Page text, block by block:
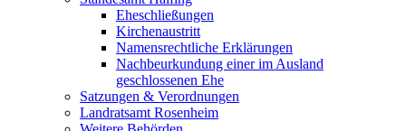
Eheschließungen
Kirchenaustritt
Namensrechtliche Erklärungen
Nachbeurkundung einer im Ausland
geschlossenen Ehe
Satzungen & Verordnungen
Landratsamt Rosenheim